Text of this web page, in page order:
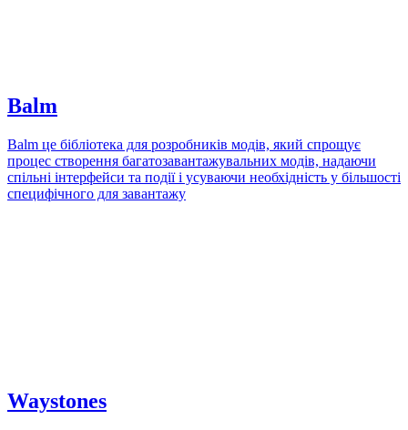
Balm
Balm це бібліотека для розробників модів, який спрощує
процес створення багатозавантажувальних модів, надаючи
спільні інтерфейси та події і усуваючи необхідність у більшості
специфічного для завантажу
Waystones